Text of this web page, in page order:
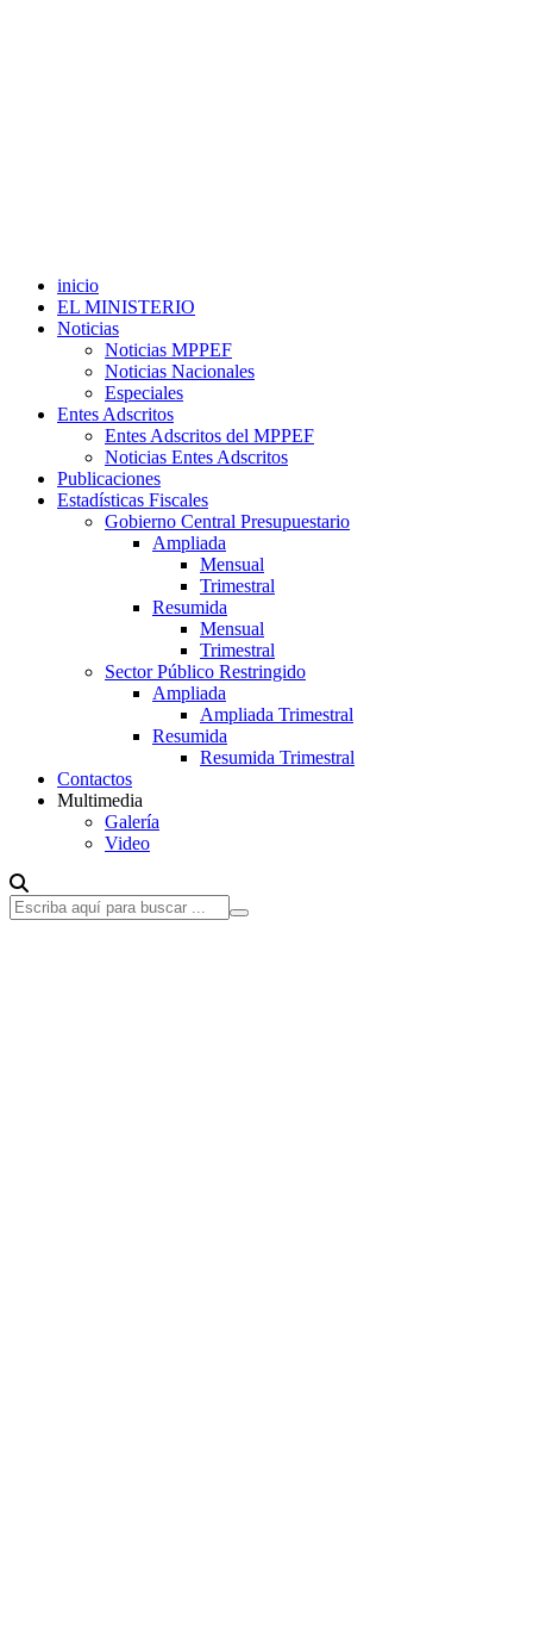
inicio
EL MINISTERIO
Noticias
Noticias MPPEF
Noticias Nacionales
Especiales
Entes Adscritos
Entes Adscritos del MPPEF
Noticias Entes Adscritos
Publicaciones
Estadísticas Fiscales
Gobierno Central Presupuestario
Ampliada
Mensual
Trimestral
Resumida
Mensual
Trimestral
Sector Público Restringido
Ampliada
Ampliada Trimestral
Resumida
Resumida Trimestral
Contactos
Multimedia
Galería
Video